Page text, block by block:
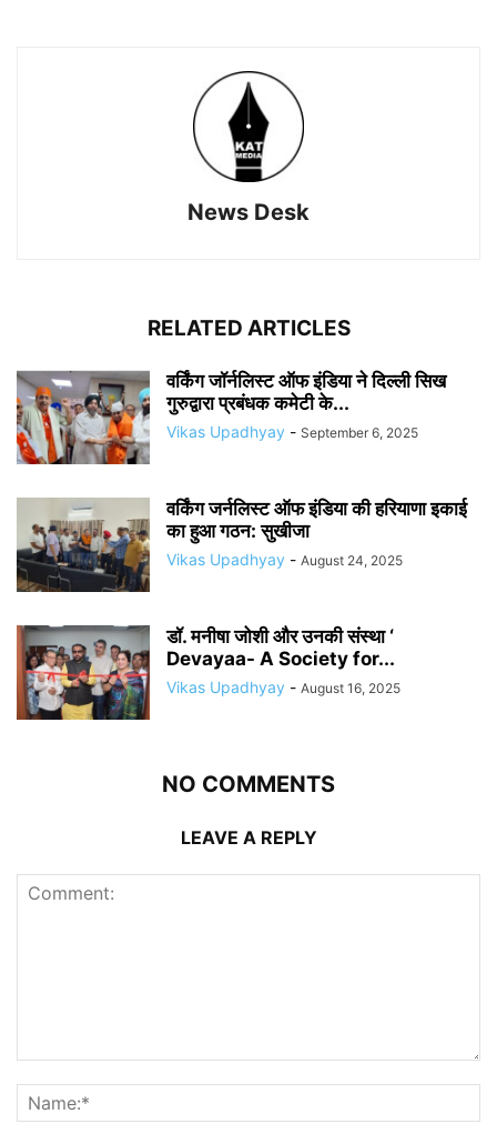
News Desk
RELATED ARTICLES
वर्किंग जॉर्नलिस्ट ऑफ इंडिया ने दिल्ली सिख
गुरुद्वारा प्रबंधक कमेटी के...
Vikas Upadhyay - September 6, 2025
वर्किंग जर्नलिस्ट ऑफ इंडिया की हरियाणा इकाई
का हुआ गठन: सुखीजा
Vikas Upadhyay - August 24, 2025
डॉ. मनीषा जोशी और उनकी संस्था ‘
Devayaa- A Society for...
Vikas Upadhyay - August 16, 2025
NO COMMENTS
LEAVE A REPLY